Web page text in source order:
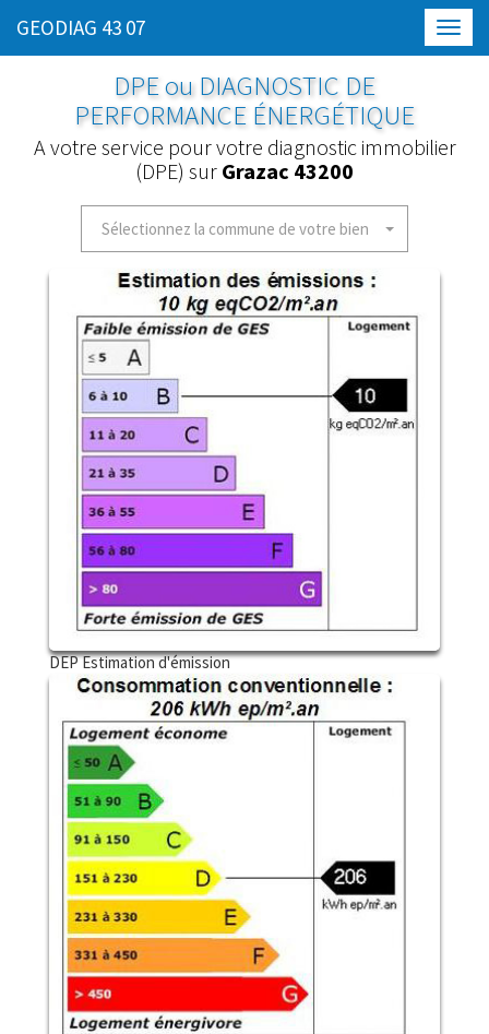
GEODIAG 43 07
DPE ou DIAGNOSTIC DE
PERFORMANCE ÉNERGÉTIQUE
A votre service pour votre diagnostic immobilier
(DPE) sur Grazac 43200
Sélectionnez la commune de votre bien
DEP Estimation d'émission